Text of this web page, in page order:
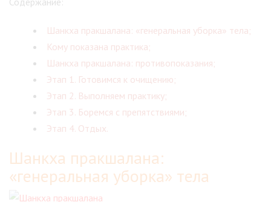
Шанкха пракшалана: «генеральная уборка» тела;
Кому показана практика;
Шанкха пракшалана: противопоказания;
Этап 1. Готовимся к очищению;
Этап 2. Выполняем практику;
Этап 3. Боремся с препятствиями;
Этап 4. Отдых.
Шанкха пракшалана:
«генеральная уборка» тела